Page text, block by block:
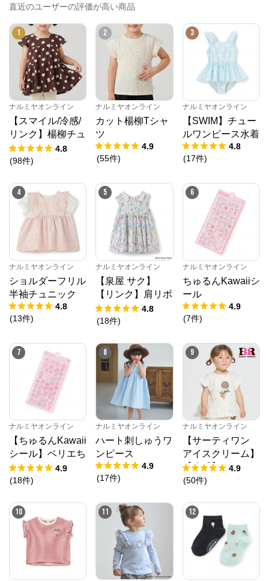
直近のユーザーの評価が高い商品
1
ナルミヤオンライン
【スマイル/冷感/
リンク】楊柳チュ
ニック
4.8
(98件)
2
ナルミヤオンライン
カット楊柳Tシャ
ツ
4.9
(55件)
3
ナルミヤオンライン
【SWIM】チュー
ルワンピース水着
4.8
(17件)
4
ナルミヤオンライン
ショルダーフリル
半袖チュニック
4.8
(13件)
5
ナルミヤオンライン
【泉屋 サク】
【リンク】肩リボ
ンフラワーキャッ
トワンピース
4.8
(18件)
6
ナルミヤオンライン
ちゅるんKawaiiシ
ール
4.9
(7件)
7
ナルミヤオンライン
【ちゅるんKawaii
シール】ベリエち
ゃん
4.9
(18件)
8
ナルミヤオンライン
ハート刺しゅうワ
ンピース
4.9
(17件)
9
ナルミヤオンライン
【サーティワン
アイスクリーム】
【冷感】グラフィ
ック半袖Tシャツ
4.9
(50件)
10 11 12
ナルミヤオンライン
公式ECサイト
※外部サイトが開きます
ナルミヤオンラインからのコメント
ナルミヤオンライン公式通販ショップ。人気子供服メ
ミニ等、全ブランド、全商品をご覧いただけます。